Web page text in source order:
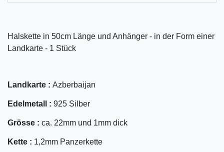
Halskette in 50cm Länge und Anhänger - in der Form einer
Landkarte - 1 Stück
Landkarte : Azberbaijan
Edelmetall : 925 Silber
Grösse : ca. 22mm und 1mm dick
Kette : 1,2mm Panzerkette